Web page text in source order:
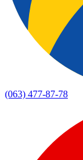
(063) 477-87-78